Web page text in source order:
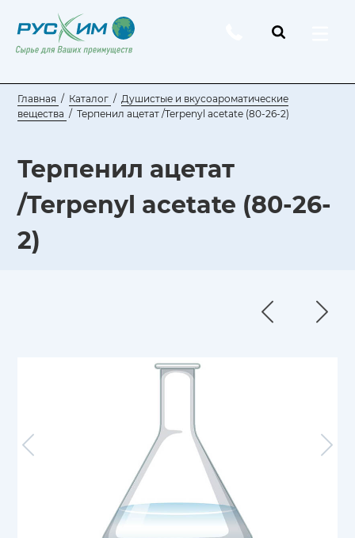
Главная Каталог
Душистые и вкусоароматические
вещества
Терпенил ацетат /Terpenyl acetate (80-26-2)
Терпенил ацетат
/Terpenyl acetate (80-26-
2)